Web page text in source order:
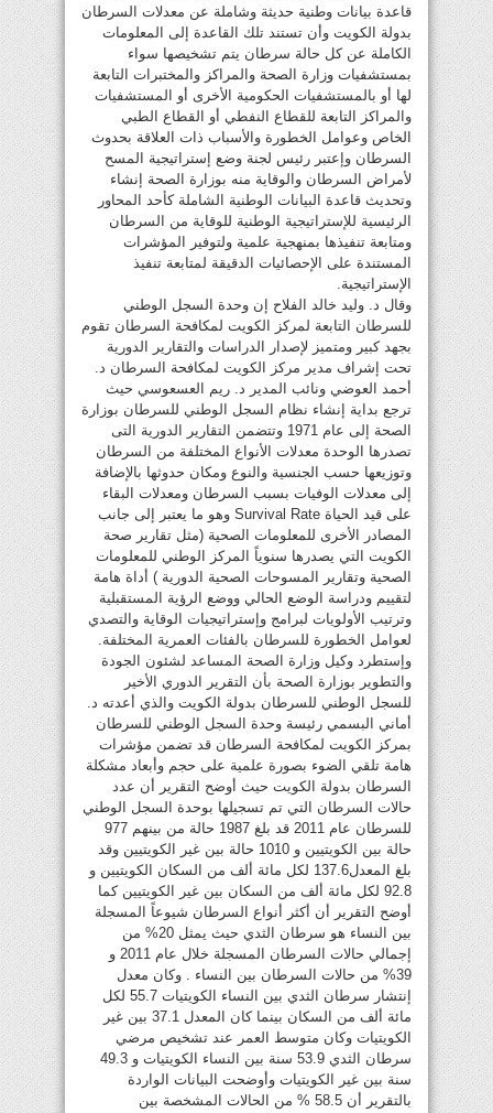
قاعدة بيانات وطنية حديثة وشاملة عن معدلات السرطان
بدولة الكويت وأن تستند تلك القاعدة إلى المعلومات
الكاملة عن كل حالة سرطان يتم تشخيصها سواء
بمستشفيات وزارة الصحة والمراكز والمختبرات التابعة
لها أو بالمستشفيات الحكومية الأخرى أو المستشفيات
والمراكز التابعة للقطاع النفطي أو القطاع الطبي
الخاص وعوامل الخطورة والأسباب ذات العلاقة بحدوث
السرطان وإعتبر رئيس لجنة وضع إستراتيجية المسح
لأمراض السرطان والوقاية منه بوزارة الصحة إنشاء
وتحديث قاعدة البيانات الوطنية الشاملة كأحد المحاور
الرئيسية للإستراتيجية الوطنية للوقاية من السرطان
ومتابعة تنفيذها بمنهجية علمية ولتوفير المؤشرات
المستندة على الإحصائيات الدقيقة لمتابعة تنفيذ
الإستراتيجية.
وقال د. وليد خالد الفلاح إن وحدة السجل الوطني
للسرطان التابعة لمركز الكويت لمكافحة السرطان تقوم
بجهد كبير ومتميز لإصدار الدراسات والتقارير الدورية
تحت إشراف مدير مركز الكويت لمكافحة السرطان د.
أحمد العوضي ونائب المدير د. ريم العسعوسي حيث
ترجع بداية إنشاء نظام السجل الوطني للسرطان بوزارة
الصحة إلى عام 1971 وتتضمن التقارير الدورية التى
تصدرها الوحدة معدلات الأنواع المختلفة من السرطان
وتوزيعها حسب الجنسية والنوع ومكان حدوثها بالإضافة
إلى معدلات الوفيات بسبب السرطان ومعدلات البقاء
على قيد الحياة Survival Rate وهو ما يعتبر إلى جانب
المصادر الأخرى للمعلومات الصحية (مثل تقارير صحة
الكويت التي يصدرها سنوياً المركز الوطني للمعلومات
الصحية وتقارير المسوحات الصحية الدورية ) أداة هامة
لتقييم ودراسة الوضع الحالي ووضع الرؤية المستقبلية
وترتيب الأولويات لبرامج وإستراتيجيات الوقاية والتصدي
لعوامل الخطورة للسرطان بالفئات العمرية المختلفة.
وإستطرد وكيل وزارة الصحة المساعد لشئون الجودة
والتطوير بوزارة الصحة بأن التقرير الدوري الأخير
للسجل الوطني للسرطان بدولة الكويت والذي أعدته د.
أماني البسمي رئيسة وحدة السجل الوطني للسرطان
بمركز الكويت لمكافحة السرطان قد تضمن مؤشرات
هامة تلقي الضوء بصورة علمية على حجم وأبعاد مشكلة
السرطان بدولة الكويت حيث أوضح التقرير أن عدد
حالات السرطان التي تم تسجيلها بوحدة السجل الوطني
للسرطان عام 2011 قد بلغ 1987 حالة من بينهم 977
حالة بين الكويتيين و 1010 حالة بين غير الكويتيين وقد
بلغ المعدل137.6 لكل مائة ألف من السكان الكويتيين و
92.8 لكل مائة ألف من السكان بين غير الكويتيين كما
أوضح التقرير أن أكثر أنواع السرطان شيوعاً المسجلة
بين النساء هو سرطان الثدي حيث يمثل 20% من
إجمالي حالات السرطان المسجلة خلال عام 2011 و
39% من حالات السرطان بين النساء . وكان معدل
إنتشار سرطان الثدي بين النساء الكويتيات 55.7 لكل
مائة ألف من السكان بينما كان المعدل 37.1 بين غير
الكويتيات وكان متوسط العمر عند تشخيص مرضي
سرطان الثدي 53.9 سنة بين النساء الكويتيات و 49.3
سنة بين غير الكويتيات وأوضحت البيانات الواردة
بالتقرير أن 58.5 % من الحالات المشخصة بين